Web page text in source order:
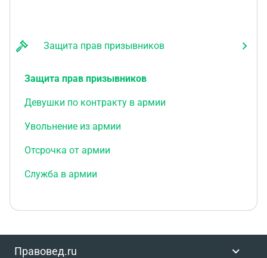
Защита прав призывников
Защита прав призывников
Девушки по контракту в армии
Увольнение из армии
Отсрочка от армии
Служба в армии
Правовед.ru